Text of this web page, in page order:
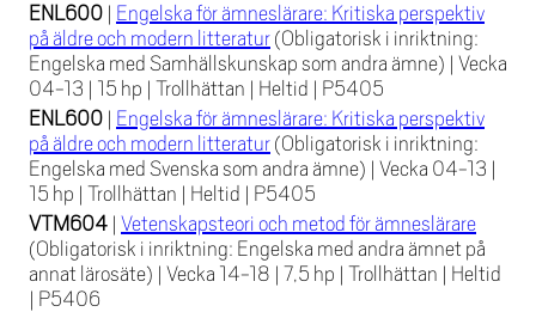
ENL600 | Engelska för ämneslärare: Kritiska perspektiv
på äldre och modern litteratur (Obligatorisk i inriktning:
Engelska med Samhällskunskap som andra ämne) | Vecka
04-13 | 15 hp | Trollhättan | Heltid | P5405
ENL600 | Engelska för ämneslärare: Kritiska perspektiv
på äldre och modern litteratur (Obligatorisk i inriktning:
Engelska med Svenska som andra ämne) | Vecka 04-13 |
15 hp | Trollhättan | Heltid | P5405
VTM604 | Vetenskapsteori och metod för ämneslärare
(Obligatorisk i inriktning: Engelska med andra ämnet på
annat lärosäte) | Vecka 14-18 | 7,5 hp | Trollhättan | Heltid
| P5406